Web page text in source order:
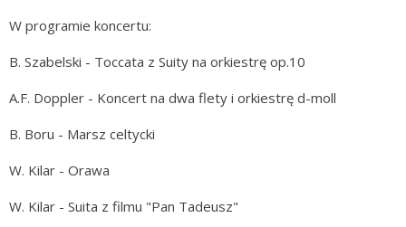
W programie koncertu:
B. Szabelski - Toccata z Suity na orkiestrę op.10
A.F. Doppler - Koncert na dwa flety i orkiestrę d-moll
B. Boru - Marsz celtycki
W. Kilar - Orawa
W. Kilar - Suita z filmu "Pan Tadeusz"